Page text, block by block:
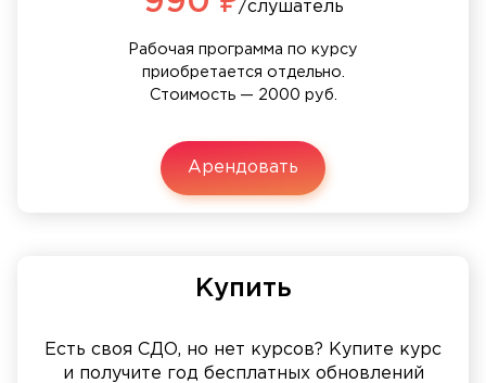
/слушатель
Рабочая программа по курсу
приобретается отдельно.
Стоимость — 2000 руб.
Арендовать
Купить
Есть своя СДО, но нет курсов? Купите курс
и получите год бесплатных обновлений